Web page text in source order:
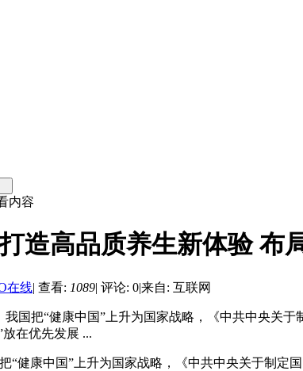
内容
造高品质养生新体验 布
在线| 查看: 1089| 评论: 0|来自: 互联网
把“健康中国”上升为国家战略，《中共中央关于
在优先发展 ...
康中国”上升为国家战略，《中共中央关于制定